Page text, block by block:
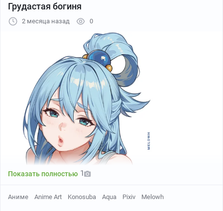
ジャムペン(Skeb募集中)
Грудастая богиня
2 месяца назад 0
Показать полностью 1
Аниме Anime Art Konosuba Aqua Pixiv Melowh